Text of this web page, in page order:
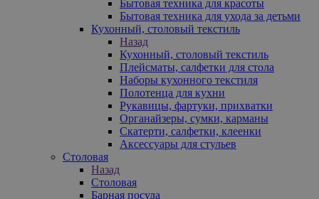
Бытовая техника для красоты
Бытовая техника для ухода за детьми
Кухонный, столовый текстиль
Назад
Кухонный, столовый текстиль
Плейсматы, салфетки для стола
Наборы кухонного текстиля
Полотенца для кухни
Рукавицы, фартуки, прихватки
Органайзеры, сумки, карманы
Скатерти, салфетки, клеенки
Аксессуары для стульев
Столовая
Назад
Столовая
Барная посуда